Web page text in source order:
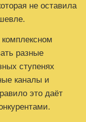
не оставила
разные
ступенях
каналы и
это даёт